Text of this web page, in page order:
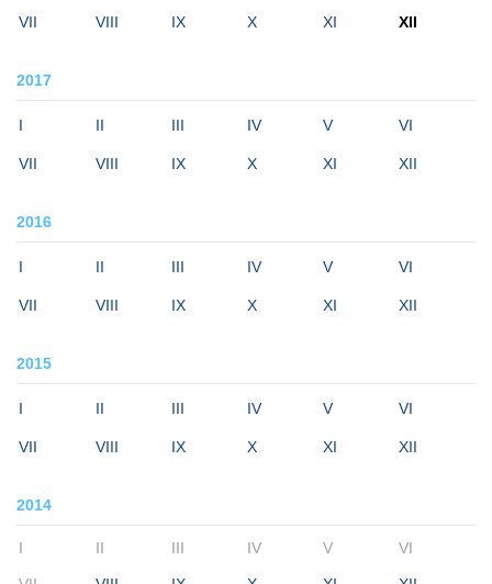
VII VIII IX X XI XII
2017
I II III IV V VI
VII VIII IX X XI XII
2016
I II III IV V VI
VII VIII IX X XI XII
2015
I II III IV V VI
VII VIII IX X XI XII
2014
I II III IV V VI